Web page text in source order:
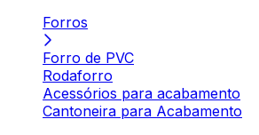
Forros
Forro de PVC
Rodaforro
Acessórios para acabamento
Cantoneira para Acabamento